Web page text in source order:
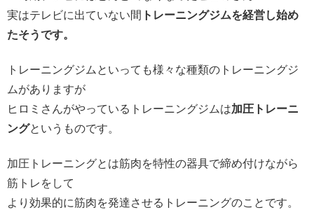
実はテレビに出ていない間 トレーニングジムを経営し始め
たそうです。
トレーニングジムといっても様々な種類のトレーニングジ
ムがありますが
ヒロミさんがやっているトレーニングジムは加圧トレーニ
ングというものです。
加圧トレーニングとは筋肉を特性の器具で締め付けながら
筋トレをして
より効果的に筋肉を発達させるトレーニングのことです。